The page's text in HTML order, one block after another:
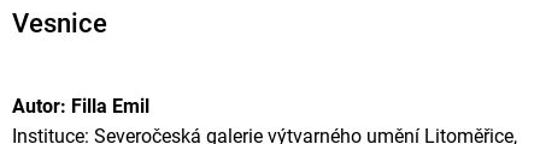
Vesnice
Autor: Filla Emil
Instituce: Severočeská galerie výtvarného umění Litoměřice,